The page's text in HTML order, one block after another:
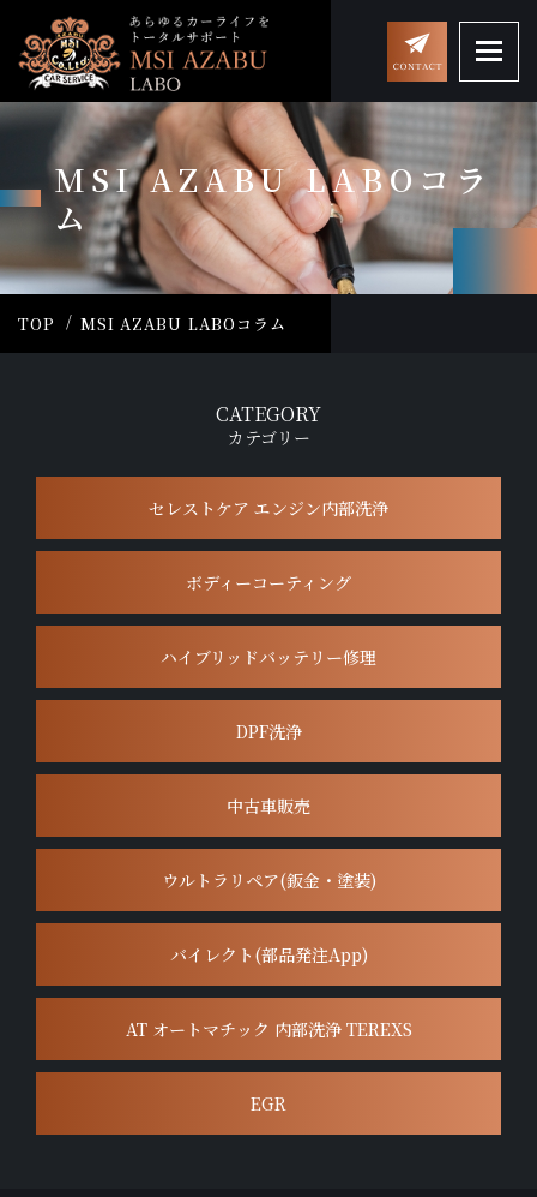
MSI AZABU LABOコラ
ム
TOP MSI AZABU LABOコラム
CATEGORY
カテゴリー
セレストケア エンジン内部洗浄
ボディーコーティング
ハイブリッドバッテリー修理
DPF洗浄
中古車販売
ウルトラリペア(鈑金・塗装)
バイレクト(部品発注App)
AT オートマチック 内部洗浄 TEREXS
EGR